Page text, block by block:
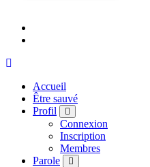
Accueil
Être sauvé
Profil
Connexion
Inscription
Membres
Parole